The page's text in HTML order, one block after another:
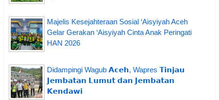
Majelis Kesejahteraan Sosial ‘Aisyiyah Aceh
Gelar Gerakan ‘Aisyiyah Cinta Anak Peringati
HAN 2026
Didampingi Wagub 𝗔𝗰𝗲𝗵, Wapres 𝗧𝗶𝗻𝗷𝗮𝘂
𝗝𝗲𝗺𝗯𝗮𝘁𝗮𝗻 𝗟𝘂𝗺𝘂𝘁 𝗱𝗮𝗻 𝗝𝗲𝗺𝗯𝗮𝘁𝗮𝗻
𝗞𝗲𝗻𝗱𝗮𝘄𝗶